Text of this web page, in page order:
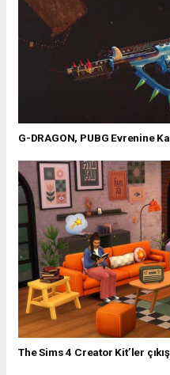
G-DRAGON, PUBG Evrenine
The Sims 4 Creator Kit’ler